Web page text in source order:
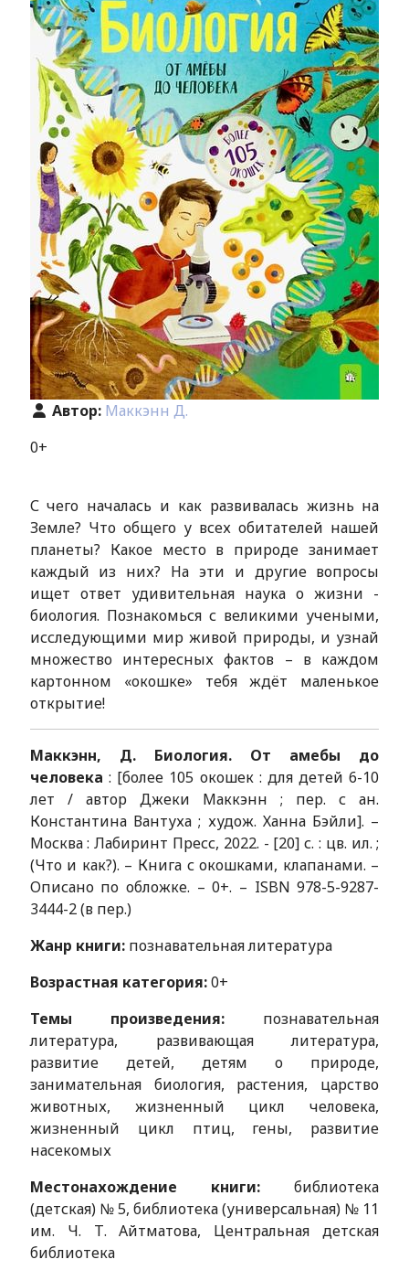
Автор: Маккэнн Д.
0+
С чего началась и как развивалась жизнь на
Земле? Что общего у всех обитателей нашей
планеты? Какое место в природе занимает
каждый из них? На эти и другие вопросы
ищет ответ удивительная наука о жизни -
биология. Познакомься с великими учеными,
исследующими мир живой природы, и узнай
множество интересных фактов – в каждом
картонном «окошке» тебя ждёт маленькое
открытие!
Маккэнн, Д. Биология. От амебы до
человека : [более 105 окошек : для детей 6-10
лет / автор Джеки Маккэнн ; пер. с ан.
Константина Вантуха ; худож. Ханна Бэйли]. –
Москва : Лабиринт Пресс, 2022. - [20] с. : цв. ил. ;
(Что и как?). – Книга с окошками, клапанами. –
Описано по обложке. – 0+. – ISBN 978-5-9287-
3444-2 (в пер.)
Жанр книги:познавательная литература
Возрастная категория:0+
Темы произведения: познавательная
литература, развивающая литература,
развитие детей, детям о природе,
занимательная биология, растения, царство
животных, жизненный цикл человека,
жизненный цикл птиц, гены, развитие
насекомых
Местонахождение книги: библиотека
(детская) № 5, библиотека (универсальная) № 11
им. Ч. Т. Айтматова, Центральная детская
библиотека